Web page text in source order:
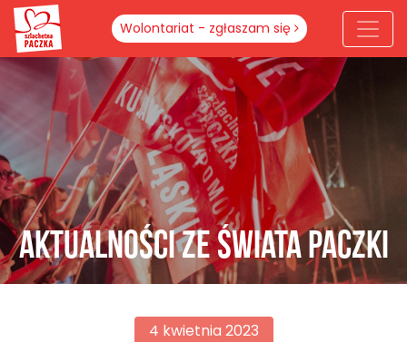
Wolontariat - zgłaszam się
Aktualności ze świata paczki
4 kwietnia 2023